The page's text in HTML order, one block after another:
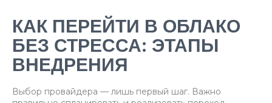
КАК ПЕРЕЙТИ В ОБЛАКО
БЕЗ СТРЕССА: ЭТАПЫ
ВНЕДРЕНИЯ
Выбор провайдера — лишь первый шаг. Важно